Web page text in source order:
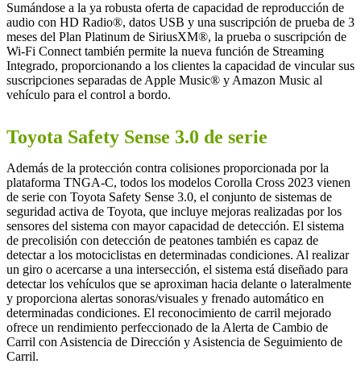
Sumándose a la ya robusta oferta de capacidad de reproducción de
audio con HD Radio®, datos USB y una suscripción de prueba de 3
meses del Plan Platinum de SiriusXM®, la prueba o suscripción de
Wi-Fi Connect también permite la nueva función de Streaming
Integrado, proporcionando a los clientes la capacidad de vincular sus
suscripciones separadas de Apple Music® y Amazon Music al
vehículo para el control a bordo.
Toyota Safety Sense 3.0 de serie
Además de la protección contra colisiones proporcionada por la
plataforma TNGA-C, todos los modelos Corolla Cross 2023 vienen
de serie con Toyota Safety Sense 3.0, el conjunto de sistemas de
seguridad activa de Toyota, que incluye mejoras realizadas por los
sensores del sistema con mayor capacidad de detección. El sistema
de precolisión con detección de peatones también es capaz de
detectar a los motociclistas en determinadas condiciones. Al realizar
un giro o acercarse a una intersección, el sistema está diseñado para
detectar los vehículos que se aproximan hacia delante o lateralmente
y proporciona alertas sonoras/visuales y frenado automático en
determinadas condiciones. El reconocimiento de carril mejorado
ofrece un rendimiento perfeccionado de la Alerta de Cambio de
Carril con Asistencia de Dirección y Asistencia de Seguimiento de
Carril.